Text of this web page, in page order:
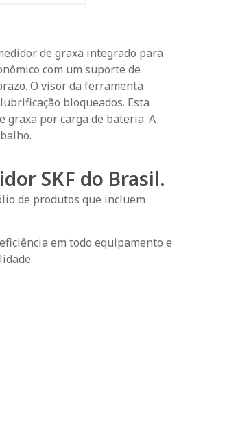
de graxa integrado para
com um suporte de
O visor da ferramenta
bloqueados. Esta
graxa por carga de bateria. A
SKF do Brasil.
de produtos que incluem
em todo equipamento e